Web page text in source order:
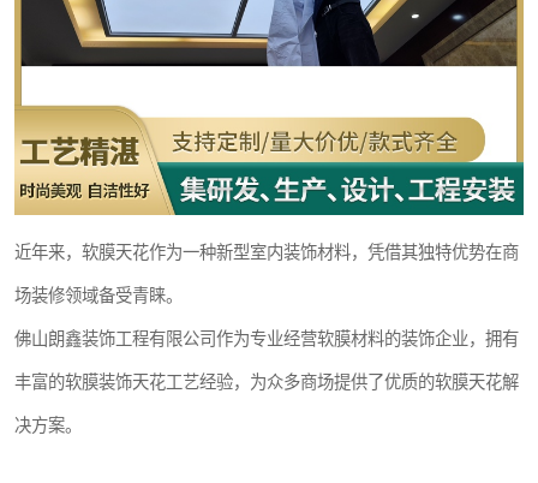
近年来，软膜天花作为一种新型室内装饰材料，凭借其独特优势在商
场装修领域备受青睐。
佛山朗鑫装饰工程有限公司作为专业经营软膜材料的装饰企业，拥有
丰富的软膜装饰天花工艺经验，为众多商场提供了优质的软膜天花解
决方案。